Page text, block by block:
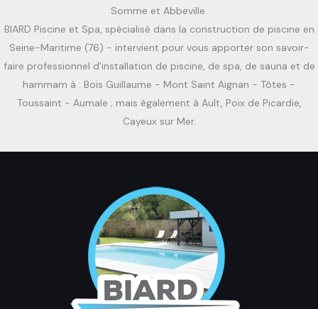
Somme et Abbeville.
BIARD Piscine et Spa, spécialisé dans la construction de piscine en
Seine-Maritime (76) - intervient pour vous apporter son savoir-
faire professionnel d'installation de piscine, de spa, de sauna et de
hammam à : Bois Guillaume - Mont Saint Aignan - Tôtes -
Toussaint - Aumale ; mais également à Ault, Poix de Picardie,
Cayeux sur Mer.